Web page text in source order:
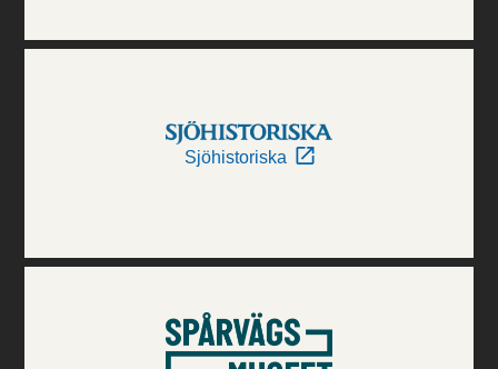
Sjöhistoriska